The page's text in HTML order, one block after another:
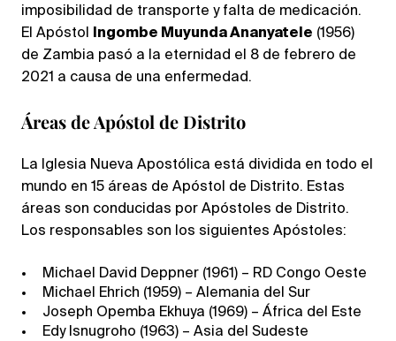
imposibilidad de transporte y falta de medicación.
El Apóstol Ingombe Muyunda Ananyatele (1956)
de Zambia pasó a la eternidad el 8 de febrero de
2021 a causa de una enfermedad.
Áreas de Apóstol de Distrito
La Iglesia Nueva Apostólica está dividida en todo el
mundo en 15 áreas de Apóstol de Distrito. Estas
áreas son conducidas por Apóstoles de Distrito.
Los responsables son los siguientes Apóstoles:
Michael David Deppner (1961) – RD Congo Oeste
Michael Ehrich (1959) – Alemania del Sur
Joseph Opemba Ekhuya (1969) – África del Este
Edy Isnugroho (1963) – Asia del Sudeste